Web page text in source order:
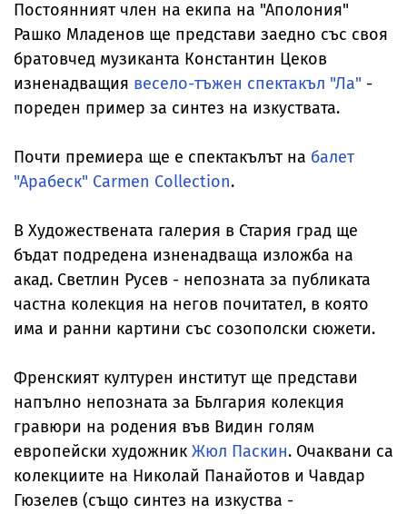
Постоянният член на екипа на "Аполония"
Рашко Младенов ще представи заедно със своя
братовчед музиканта Константин Цеков
изненадващия весело-тъжен спектакъл "Ла" -
пореден пример за синтез на изкуствата.
Почти премиера ще е спектакълът на балет
"Арабеск" Carmen Collection.
В Художествената галерия в Стария град ще
бъдат подредена изненадваща изложба на
акад. Светлин Русев - непозната за публиката
частна колекция на негов почитател, в която
има и ранни картини със созополски сюжети.
Френският културен институт ще представи
напълно непозната за България колекция
гравюри на родения във Видин голям
европейски художник Жюл Паскин. Очаквани са
колекциите на Николай Панайотов и Чавдар
Гюзелев (също синтез на изкуства -